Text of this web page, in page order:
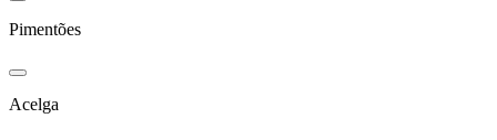
Pimentões
Acelga